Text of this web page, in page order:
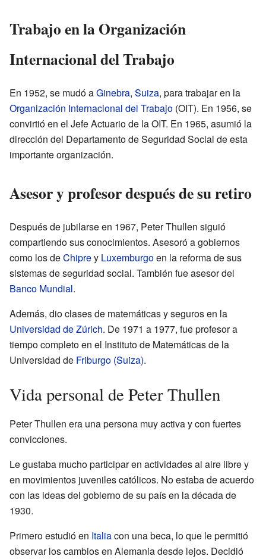
Trabajo en la Organización
Internacional del Trabajo
En 1952, se mudó aGinebra, Suiza, para trabajar en la
Organización Internacional del Trabajo (OIT). En 1956, se
convirtió en el Jefe Actuario de la OIT. En 1965, asumió la
dirección del Departamento de Seguridad Social de esta
importante organización.
Asesor y profesor después de su retiro
Después de jubilarse en 1967, Peter Thullen siguió
compartiendo sus conocimientos. Asesoró a gobiernos
como los deChiprey Luxemburgoen la reforma de sus
sistemas de seguridad social. También fue asesor del
Banco Mundial.
Además, dio clases de matemáticas y seguros en la
Universidad de Zúrich. De 1971 a 1977, fue profesor a
tiempo completo en el Instituto de Matemáticas de la
Universidad de Friburgo (Suiza).
Vida personal de Peter Thullen
Peter Thullen era una persona muy activa y con fuertes
convicciones.
Le gustaba mucho participar en actividades al aire libre y
en movimientos juveniles católicos. No estaba de acuerdo
con las ideas del gobierno de su país en la década de
1930.
Primero estudió en Italiacon una beca, lo que le permitió
observar los cambios en Alemania desde lejos. Decidió